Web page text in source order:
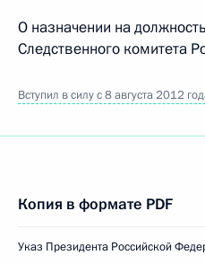
О назначении на
Следственного комитета
Вступил в силу с 8 августа 2012
Копия в формате PDF
Указ Президента Российской